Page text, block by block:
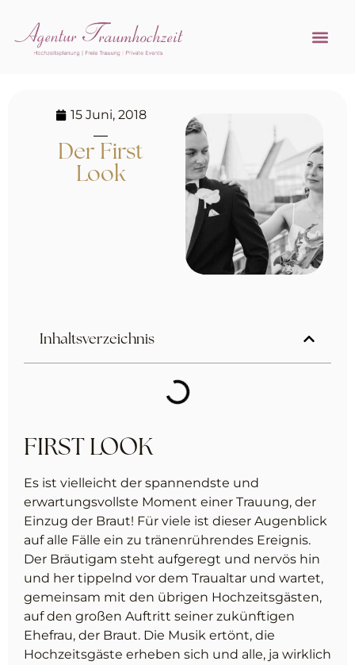
15 Juni, 2018
Der First
Look
Inhaltsverzeichnis
FIRST LOOK
Es ist vielleicht der spannendste und
erwartungsvollste Moment einer Trauung, der
Einzug der Braut! Für viele ist dieser Augenblick
auf alle Fälle ein zu tränenrührendes Ereignis.
Der Bräutigam steht aufgeregt und nervös hin
und her tippelnd vor dem Traualtar und wartet,
gemeinsam mit den übrigen Hochzeitsgästen,
auf den großen Auftritt seiner zukünftigen
Ehefrau, der Braut. Die Musik ertönt, die
Hochzeitsgäste erheben sich und alle, ja wirklich